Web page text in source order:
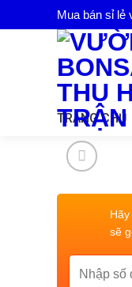
to
Mua bán sỉ lẻ
TRANG CHỦ
sẽ